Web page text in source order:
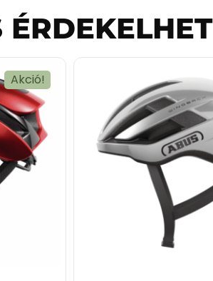
ÉRDEKELHET
Akció!